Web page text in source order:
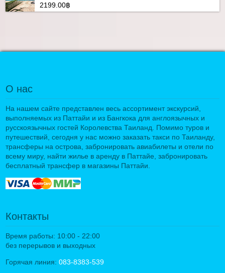
2199.00฿
О нас
На нашем сайте представлен весь ассортимент экскурсий,
выполняемых из Паттайи и из Бангкока для англоязычных и
русскоязычных гостей Королевства Таиланд. Помимо туров и
путешествий, сегодня у нас можно заказать такси по Таиланду,
трансферы на острова, забронировать авиабилеты и отели по
всему миру, найти жилье в аренду в Паттайе, забронировать
бесплатный трансфер в магазины Паттайи.
Контакты
Время работы: 10:00 - 22:00
без перерывов и выходных
Горячая линия: 083-8383-539